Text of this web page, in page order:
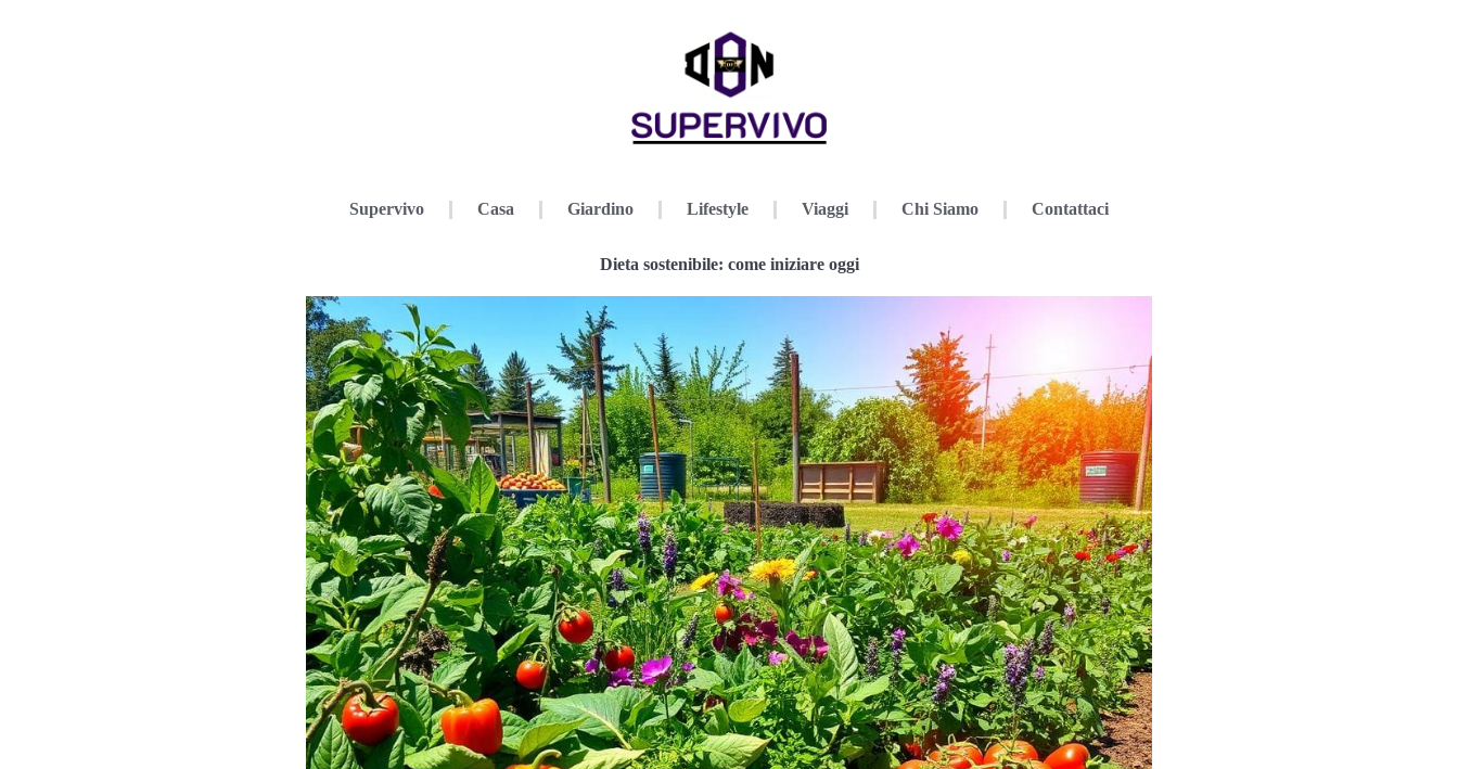
Supervivo Casa Giardino Lifestyle Viaggi Chi Siamo Contattaci
Dieta sostenibile: come iniziare oggi